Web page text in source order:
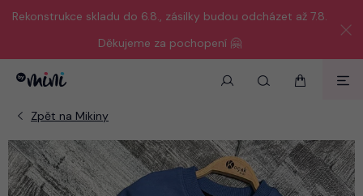
Rekonstrukce skladu do 6.8., zásilky budou odcházet až 7.8.
Děkujeme za pochopení 🤗